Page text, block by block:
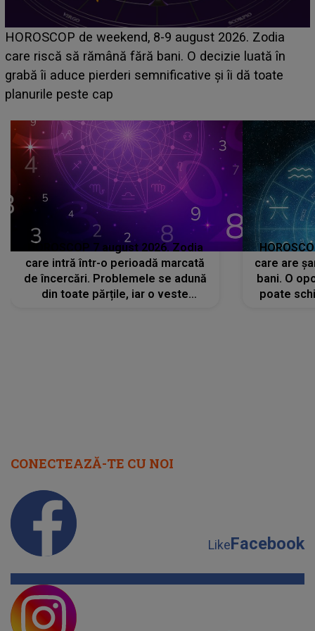
Emanuel a ținut ACEST DETALIU ASCUNS până
acum! În fața Alexandrei, concurentul din Casa Iubirii
face o MĂRTURISIRE NEAȘTEPTATĂ despre mama
sa: "I-am spus și ei în față, eu nu te iubesc pentru
HOROSCOP 7 august 2026. Zodia
care intră într-o perioadă marcată
de încercări. Problemele se adună
din toate părțile, iar o veste
care are
bani. O
poate
CONECTEAZĂ-TE CU NOI
LikeFacebook